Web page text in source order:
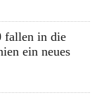
fallen in die
ein neues